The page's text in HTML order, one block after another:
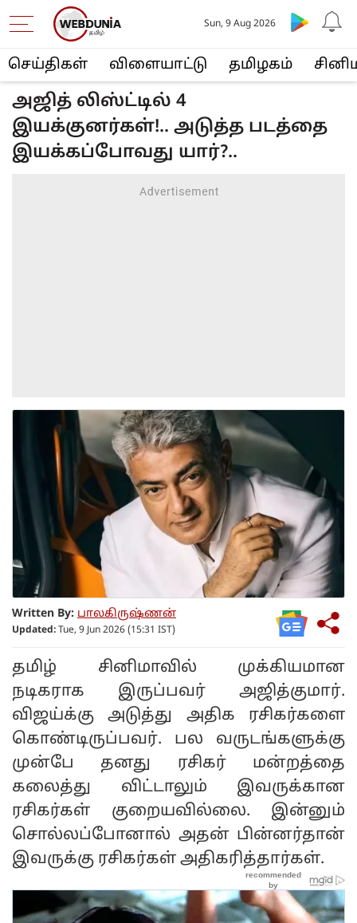
செய்திகள் விளையா‌ட்டு த‌மிழக‌ம்
Sun, 9 Aug 2026
அஜித் லிஸ்ட்டில் 4
இயக்குனர்கள்!.. அடுத்த படத்தை
இயக்கப்போவது யார்?..
Written By: பாலகிருஷ்ணன்
Updated: Tue, 9 Jun 2026 (15:31 IST)
தமிழ் சினிமாவில் முக்கியமான
நடிகராக இருப்பவர் அஜித்குமார்.
விஜய்க்கு அடுத்து அதிக ரசிகர்களை
கொண்டிருப்பவர். பல வருடங்களுக்கு
முன்பே தனது ரசிகர் மன்றத்தை
கலைத்து விட்டாலும் இவருக்கான
ரசிகர்கள் குறையவில்லை. இன்னும்
சொல்லப்போனால் அதன் பின்னர்தான்
இவருக்கு ரசிகர்கள் அதிகரித்தார்கள்.